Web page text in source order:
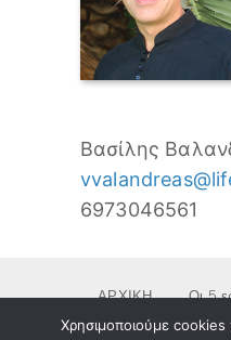
Βασίλης
6973046561
ΑΡΧΙΚΗ Οι 5
& ΕΡΓΑΣΤΗΡΙΑ
Χρησιμοποιούμε